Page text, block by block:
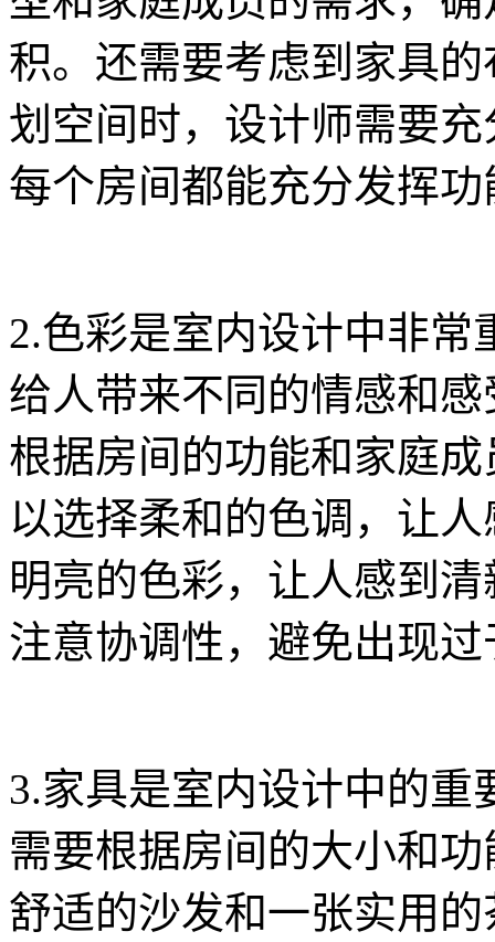
积。还需要考虑到家具
划空间时，设计师需要
每个房间都能充分发挥功
2.色彩是室内设计中非
给人带来不同的情感和
根据房间的功能和家庭
以选择柔和的色调，让
明亮的色彩，让人感到
注意协调性，避免出现
3.家具是室内设计中的
需要根据房间的大小和
舒适的沙发和一张实用